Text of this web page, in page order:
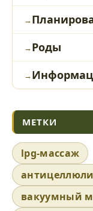
Роды
МЕТКИ
lpg-массаж
вакуумный